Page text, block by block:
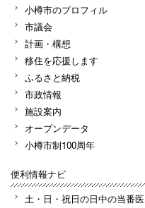
小樽市のプロフィル
市議会
計画・構想
移住を応援します
ふるさと納税
市政情報
施設案内
オープンデータ
小樽市制100周年
便利情報ナビ
土・日・祝日の日中の当番医